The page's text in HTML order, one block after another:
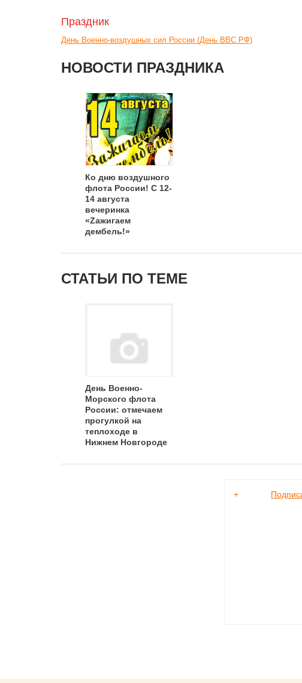
Праздник
День Военно-воздушных сил России (День ВВС РФ)
НОВОСТИ ПРАЗДНИКА
Ко дню воздушного
флота России! С 12-
14 августа
вечеринка
«Zажигаем
дембель!»
СТАТЬИ ПО ТЕМЕ
День Военно-
Морского флота
России: отмечаем
прогулкой на
теплоходе в
Нижнем Новгороде
+